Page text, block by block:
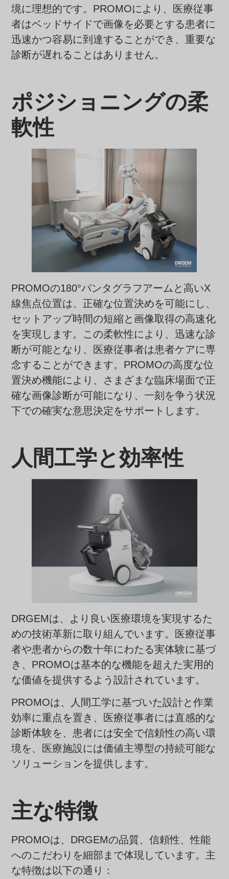
境に理想的です。PROMOにより、医療従事
者はベッドサイドで画像を必要とする患者に
迅速かつ容易に到達することができ、重要な
診断が遅れることはありません。
ポジショニングの柔
軟性
PROMOの180°パンタグラフアームと高いX
線焦点位置は、正確な位置決めを可能にし、
セットアップ時間の短縮と画像取得の高速化
を実現します。この柔軟性により、迅速な診
断が可能となり、医療従事者は患者ケアに専
念することができます。PROMOの高度な位
置決め機能により、さまざまな臨床場面で正
確な画像診断が可能になり、一刻を争う状況
下での確実な意思決定をサポートします。
人間工学と効率性
DRGEMは、より良い医療環境を実現するた
めの技術革新に取り組んでいます。医療従事
者や患者からの数十年にわたる実体験に基づ
き、PROMOは基本的な機能を超えた実用的
な価値を提供するよう設計されています。
PROMOは、人間工学に基づいた設計と作業
効率に重点を置き、医療従事者には直感的な
診断体験を、患者には安全で信頼性の高い環
境を、医療施設には価値主導型の持続可能な
ソリューションを提供します。
主な特徴
PROMOは、DRGEMの品質、信頼性、性能
へのこだわりを細部まで体現しています。主
な特徴は以下の通り：